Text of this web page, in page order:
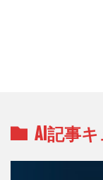
AI記事